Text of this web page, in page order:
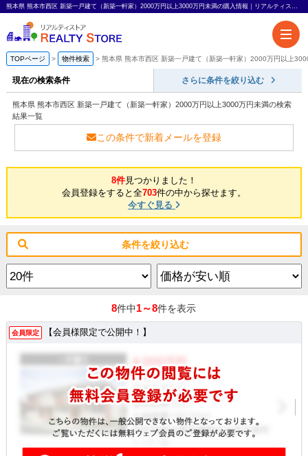
熊本県 熊本市西区 新築一戸建て（新築一軒家）2000万円以上3000万円未満の購入情報｜リアルティストア
TOPページ 物件検索 熊本県 熊本市西区 新築一戸建て（新築一軒家）2000万円以上
現在の検索条件 さらに条件を絞り込む
熊本県 熊本市西区 新築一戸建て（新築一軒家）2000万円以上3000万円未満の検索
結果一覧
この条件で新着メールを登録
8件見つかりました！
会員登録をすると全703件の中から探せます。
今すぐ見る
条件を絞り込む
8件中1～8件を表示
会員限定 【会員様限定で公開中！】